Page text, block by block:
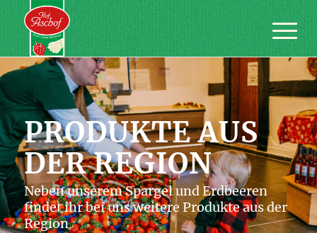
PRODUKTE AUS
DER REGION
Neben unserem Spargel und Erdbeeren
findet ihr bei uns weitere Produkte aus der
Region